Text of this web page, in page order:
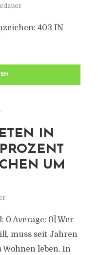
403 IN
IN
UM
0 Average: 0] Wer
muss seit Jahren
leben. In